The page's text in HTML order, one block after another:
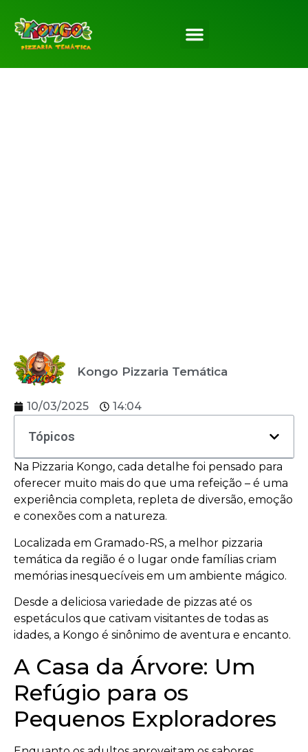
Kongo Pizzaria Temática
10/03/2025 14:04
Tópicos
Na Pizzaria Kongo, cada detalhe foi pensado para
oferecer muito mais do que uma refeição – é uma
experiência completa, repleta de diversão, emoção
e conexões com a natureza.
Localizada em Gramado-RS, a melhor pizzaria
temática da região é o lugar onde famílias criam
memórias inesquecíveis em um ambiente mágico.
Desde a deliciosa variedade de pizzas até os
espetáculos que cativam visitantes de todas as
idades, a Kongo é sinônimo de aventura e encanto.
A Casa da Árvore: Um
Refúgio para os
Pequenos Exploradores